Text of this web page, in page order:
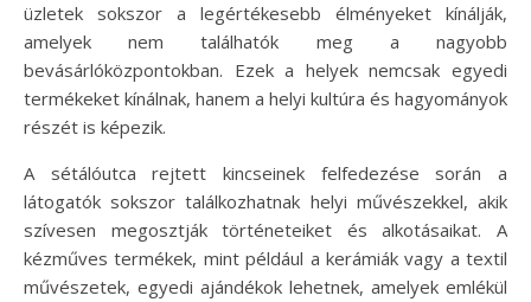
üzletek sokszor a legértékesebb élményeket kínálják,
amelyek nem találhatók meg a nagyobb
bevásárlóközpontokban. Ezek a helyek nemcsak egyedi
termékeket kínálnak, hanem a helyi kultúra és hagyományok
részét is képezik.
A sétálóutca rejtett kincseinek felfedezése során a
látogatók sokszor találkozhatnak helyi művészekkel, akik
szívesen megosztják történeteiket és alkotásaikat. A
kézműves termékek, mint például a kerámiák vagy a textil
művészetek, egyedi ajándékok lehetnek, amelyek emlékül